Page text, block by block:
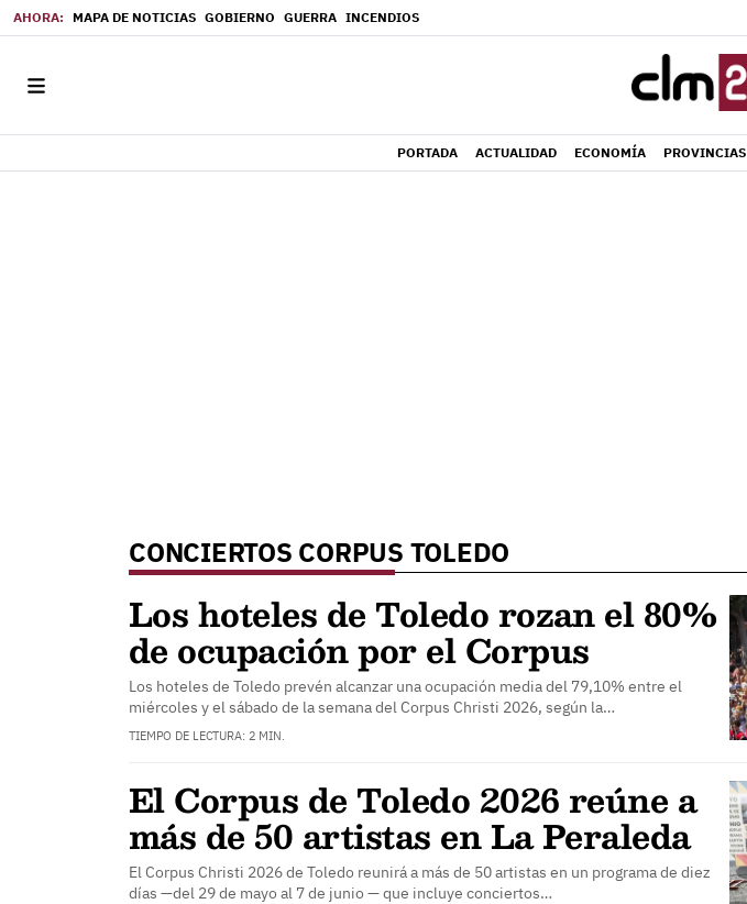
MAPA DE NOTICIAS GOBIERNO GUERRA INCENDIOS
PORTADA ACTUALIDAD ECONOMÍA PROVINCIAS
CONCIERTOS CORPUS TOLEDO
Los hoteles de Toledo rozan el 80%
de ocupación por el Corpus
Los hoteles de Toledo prevén alcanzar una ocupación media del 79,10% entre el
miércoles y el sábado de la semana del Corpus Christi 2026, según la…
TIEMPO DE LECTURA: 2 MIN.
El Corpus de Toledo 2026 reúne a
más de 50 artistas en La Peraleda
El Corpus Christi 2026 de Toledo reunirá a más de 50 artistas en un programa de diez
días —del 29 de mayo al 7 de junio — que incluye conciertos…